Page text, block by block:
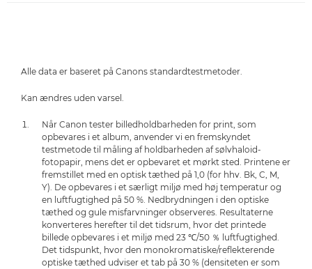
Alle data er baseret på Canons standardtestmetoder.
Kan ændres uden varsel.
Når Canon tester billedholdbarheden for print, som
opbevares i et album, anvender vi en fremskyndet
testmetode til måling af holdbarheden af sølvhaloid-
fotopapir, mens det er opbevaret et mørkt sted. Printene er
fremstillet med en optisk tæthed på 1,0 (for hhv. Bk, C, M,
Y). De opbevares i et særligt miljø med høj temperatur og
en luftfugtighed på 50 %. Nedbrydningen i den optiske
tæthed og gule misfarvninger observeres. Resultaterne
konverteres herefter til det tidsrum, hvor det printede
billede opbevares i et miljø med 23 ℃/50 ％ luftfugtighed.
Det tidspunkt, hvor den monokromatiske/reflekterende
optiske tæthed udviser et tab på 30 % (densiteten er som